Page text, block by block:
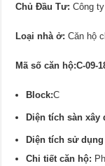
Chủ Đầu Tư: Công
Loại nhà ở: Căn hộ
Mã số căn hộ:C-09-
Block:
Diện tích sàn
Diện tích sử
Chi tiết căn hộ: